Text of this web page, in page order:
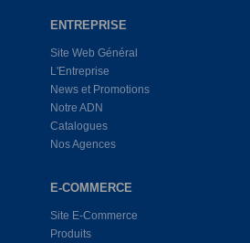
ENTREPRISE
Site Web Général
L'Entreprise
News et Promotions
Notre ADN
Catalogues
Nos Agences
E-COMMERCE
Site E-Commerce
Produits